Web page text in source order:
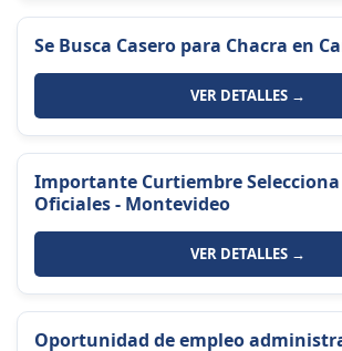
Se Busca Casero para Chacra en
VER DETALLES →
Importante Curtiembre
Oficiales - Montevideo
VER DETALLES →
Oportunidad de empleo